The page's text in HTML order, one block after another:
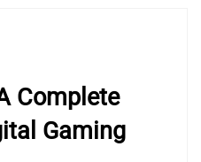
Complete
Gaming